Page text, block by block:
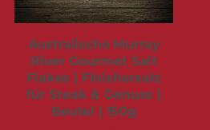
Australische Murray
River Gourmet Salt
Flakes | Finishersalz
für Steak & Genuss |
Beutel | 150g